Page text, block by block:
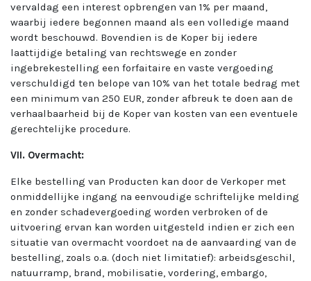
vervaldag een interest opbrengen van 1% per maand,
waarbij iedere begonnen maand als een volledige maand
wordt beschouwd. Bovendien is de Koper bij iedere
laattijdige betaling van rechtswege en zonder
ingebrekestelling een forfaitaire en vaste vergoeding
verschuldigd ten belope van 10% van het totale bedrag met
een minimum van 250 EUR, zonder afbreuk te doen aan de
verhaalbaarheid bij de Koper van kosten van een eventuele
gerechtelijke procedure.
VII. Overmacht:
Elke bestelling van Producten kan door de Verkoper met
onmiddellijke ingang na eenvoudige schriftelijke melding
en zonder schadevergoeding worden verbroken of de
uitvoering ervan kan worden uitgesteld indien er zich een
situatie van overmacht voordoet na de aanvaarding van de
bestelling, zoals o.a. (doch niet limitatief): arbeidsgeschil,
natuurramp, brand, mobilisatie, vordering, embargo,